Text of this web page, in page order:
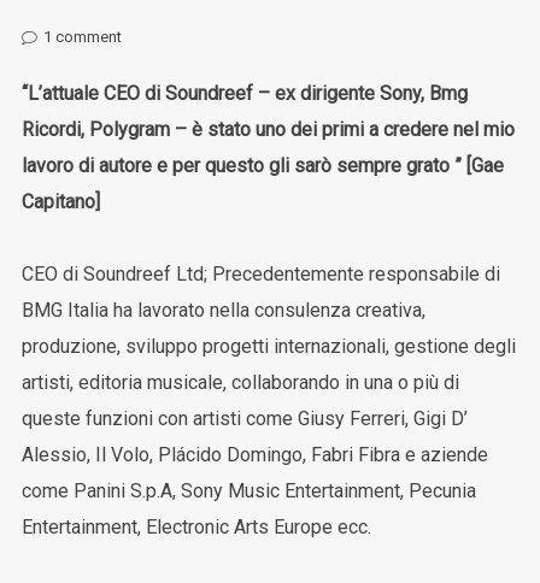
1 comment
“L’attuale CEO di Soundreef – ex dirigente Sony, Bmg
Ricordi, Polygram – è stato uno dei primi a credere nel mio
lavoro di autore e per questo gli sarò sempre grato ” [Gae
Capitano]
CEO di Soundreef Ltd; Precedentemente responsabile di
BMG Italia ha lavorato nella consulenza creativa,
produzione, sviluppo progetti internazionali, gestione degli
artisti, editoria musicale, collaborando in una o più di
queste funzioni con artisti come Giusy Ferreri, Gigi D’
Alessio, Il Volo, Plácido Domingo, Fabri Fibra e aziende
come Panini S.p.A, Sony Music Entertainment, Pecunia
Entertainment, Electronic Arts Europe ecc.